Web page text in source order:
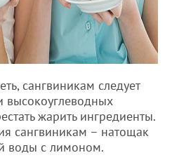
сангвиникам следует
высокоуглеводных
жарить ингредиенты.
сангвиникам – натощак
воды с лимоном.